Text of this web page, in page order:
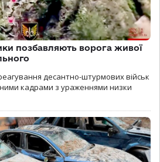
позбавляють ворога живої
десантно-штурмових військ
кадрами з ураженнями низки